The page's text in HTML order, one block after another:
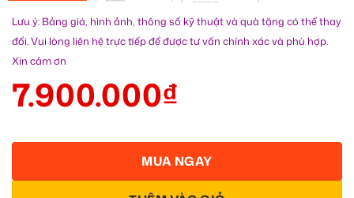
Lưu ý: Bảng giá, hình ảnh, thông số kỹ thuật và quà tặng có thể thay
đổi. Vui lòng liên hệ trực tiếp để được tư vấn chính xác và phù hợp.
Xin cảm ơn
7.900.000₫
MUA NGAY